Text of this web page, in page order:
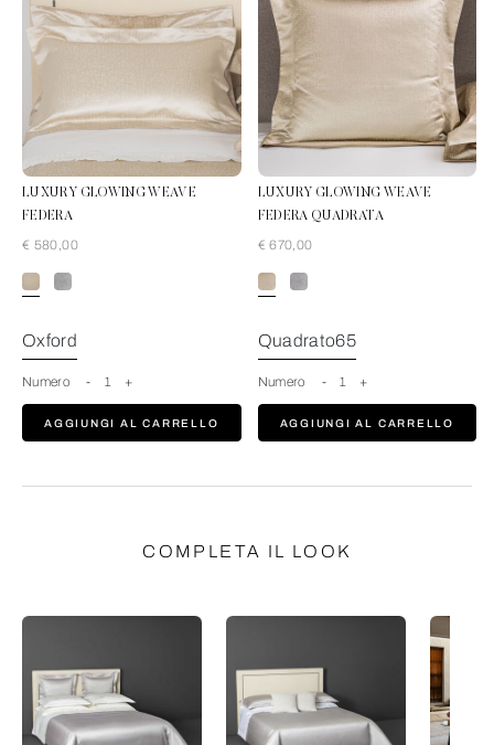
LUXURY GLOWING WEAVE
FEDERA
€ 580,00
Savage Beige
Oxford
Numero - 1 +
AGGIUNGI AL CARRELLO
LUXURY GLOWING WEAVE
FEDERA QUADRATA
€ 670,00
Quadrato65
Numero - 1 +
AGGIUNGI AL CARRELLO
COMPLETA IL LOOK